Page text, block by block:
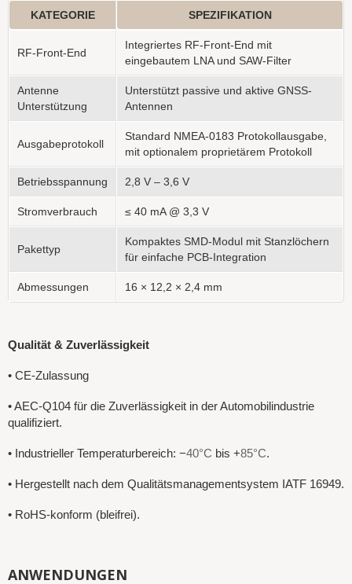
KATEGORIE SPEZIFIKATION
RF-Front-End
Integriertes RF-Front-End mit
eingebautem LNA und SAW-Filter
Antenne
Unterstützung
Unterstützt passive und aktive GNSS-
Antennen
Ausgabeprotokoll
Standard NMEA-0183 Protokollausgabe,
mit optionalem proprietärem Protokoll
Betriebsspannung 2,8 V – 3,6 V
Stromverbrauch ≤ 40 mA @ 3,3 V
Pakettyp
Kompaktes SMD-Modul mit Stanzlöchern
für einfache PCB-Integration
Abmessungen 16 × 12,2 × 2,4 mm
Qualität & Zuverlässigkeit
• CE-Zulassung
• AEC-Q104 für die Zuverlässigkeit in der Automobilindustrie
qualifiziert.
• Industrieller Temperaturbereich: −40°C bis +85°C.
• Hergestellt nach dem Qualitätsmanagementsystem IATF 16949.
• RoHS-konform (bleifrei).
ANWENDUNGEN